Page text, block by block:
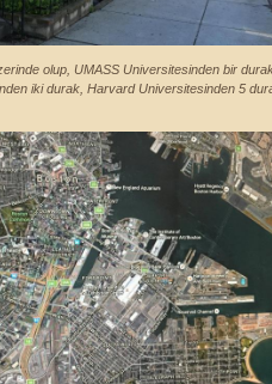
olup, UMASS Universitesinden bir
iki durak, Harvard Universitesinden 5